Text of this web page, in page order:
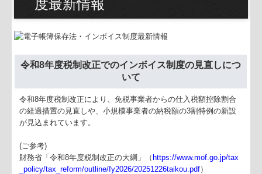
関連リンク
サイトマップ
税務・会計業務
病院・診療所の皆様へ
度最新情報
令和8年度税制改正でのインボイス制度の見直しにつ
いて
令和8年度税制改正により、免税事業者からの仕入税額控除割合
の経過措置の見直しや、小規模事業者の納税額の3割特例の新設
が見込まれています。
(ご参考)
財務省「令和8年度税制改正の大綱」（https://www.mof.go.jp/tax
_policy/tax_reform/outline/fy2026/20251226taikou.pdf）